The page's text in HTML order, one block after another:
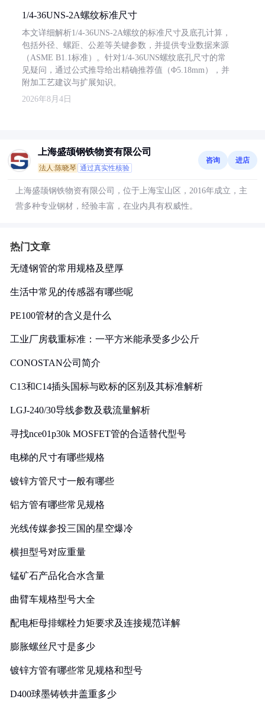
1/4-36UNS-2A螺纹标准尺寸
本文详细解析1/4-36UNS-2A螺纹的标准尺寸及底孔计算，
包括外径、螺距、公差等关键参数，并提供专业数据来源
（ASME B1.1标准）。针对1/4-36UNS螺纹底孔尺寸的常
见疑问，通过公式推导给出精确推荐值（Φ5.18mm），并
附加工艺建议与扩展知识。
2026年8月4日
上海盛颉钢铁物资有限公司
法人:陈晓琴 通过真实性核验
咨询 进店
上海盛颉钢铁物资有限公司，位于上海宝山区，2016年成立，主
营多种专业钢材，经验丰富，在业内具有权威性。
热门文章
无缝钢管的常用规格及壁厚
生活中常见的传感器有哪些呢
PE100管材的含义是什么
工业厂房载重标准：一平方米能承受多少公斤
CONOSTAN公司简介
C13和C14插头国标与欧标的区别及其标准解析
LGJ-240/30导线参数及载流量解析
寻找nce01p30k MOSFET管的合适替代型号
电梯的尺寸有哪些规格
镀锌方管尺寸一般有哪些
铝方管有哪些常见规格
光线传媒参投三国的星空爆冷
横担型号对应重量
锰矿石产品化合水含量
曲臂车规格型号大全
配电柜母排螺栓力矩要求及连接规范详解
膨胀螺丝尺寸是多少
镀锌方管有哪些常见规格和型号
D400球墨铸铁井盖重多少